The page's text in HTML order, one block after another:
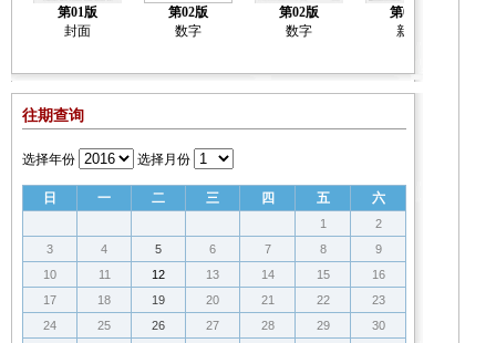
第01版
封面
第02版
数字
第02版
数字
第03版
新闻
往期查询
选择年份 选择月份
日 一 二 三 四 五 六
1
2
3
4 5 6 7 8
9
10
11 12 13 14 15
16
17
18 19 20 21 22
23
24
25 26 27 28 29
30